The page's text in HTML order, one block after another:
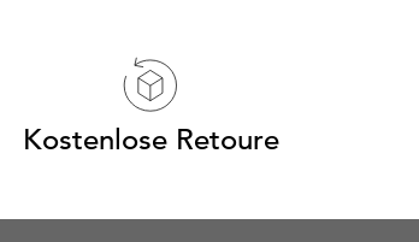
Kostenlose Retoure